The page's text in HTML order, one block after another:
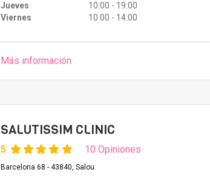
Jueves
10:00 - 19:00
Viernes
10:00 - 14:00
Más información
SALUTISSIM CLINIC
5 10 Opiniones
Barcelona 68 - 43840, Salou